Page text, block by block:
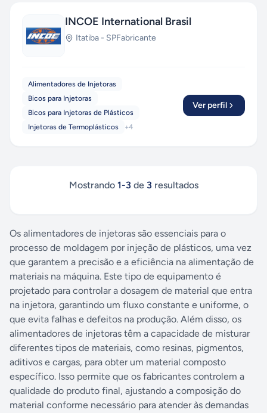
INCOE International Brasil
Itatiba - SPFabricante
Alimentadores de Injetoras
Bicos para Injetoras
Bicos para Injetoras de Plásticos
Injetoras de Termoplásticos
+4
Ver perfil
Mostrando 1-3 de 3 resultados
Os alimentadores de injetoras são essenciais para o
processo de moldagem por injeção de plásticos, uma vez
que garantem a precisão e a eficiência na alimentação de
materiais na máquina. Este tipo de equipamento é
projetado para controlar a dosagem de material que entra
na injetora, garantindo um fluxo constante e uniforme, o
que evita falhas e defeitos na produção. Além disso, os
alimentadores de injetoras têm a capacidade de misturar
diferentes tipos de materiais, como resinas, pigmentos,
aditivos e cargas, para obter um material composto
específico. Isso permite que os fabricantes controlem a
qualidade do produto final, ajustando a composição do
material conforme necessário para atender às demandas